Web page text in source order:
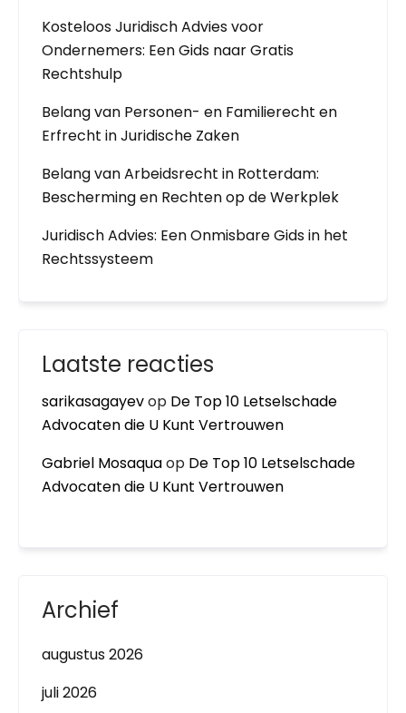
Kosteloos Juridisch Advies voor
Ondernemers: Een Gids naar Gratis
Rechtshulp
Belang van Personen- en Familierecht en
Erfrecht in Juridische Zaken
Belang van Arbeidsrecht in Rotterdam:
Bescherming en Rechten op de Werkplek
Juridisch Advies: Een Onmisbare Gids in het
Rechtssysteem
Laatste reacties
sarikasagayevop De Top 10 Letselschade
Advocaten die U Kunt Vertrouwen
Gabriel Mosaquaop De Top 10 Letselschade
Advocaten die U Kunt Vertrouwen
Archief
augustus 2026
juli 2026